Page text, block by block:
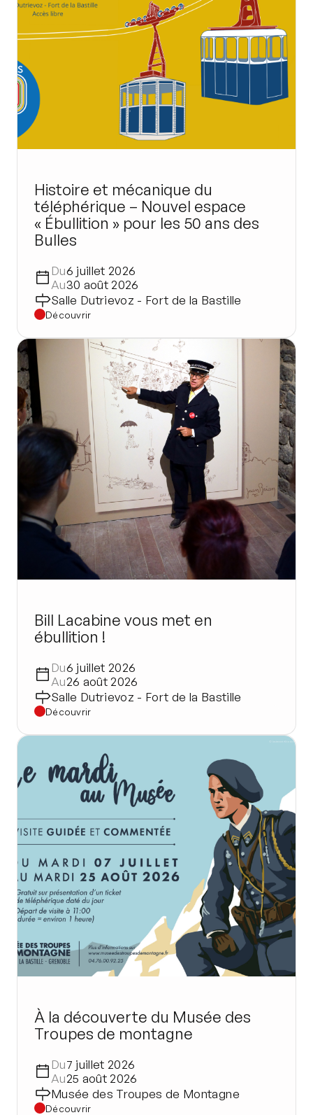
Histoire et mécanique du
téléphérique – Nouvel espace
« Ébullition » pour les 50 ans des
Bulles
Du6 juillet 2026
Au30 août 2026
Salle Dutrievoz - Fort de la Bastille
Découvrir
Bill Lacabine vous met en
ébullition !
Du6 juillet 2026
Au26 août 2026
Salle Dutrievoz - Fort de la Bastille
Découvrir
À la découverte du Musée des
Troupes de montagne
Du7 juillet 2026
Au25 août 2026
Musée des Troupes de Montagne
Découvrir